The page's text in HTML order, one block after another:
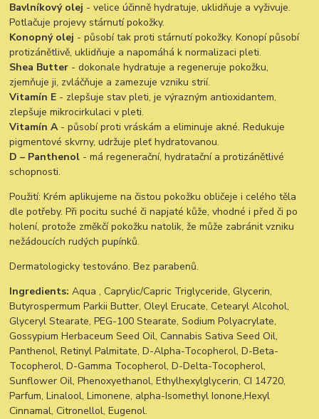
Bavlníkový olej - velice účinně hydratuje, uklidňuje a vyživuje.
Potlačuje projevy stárnutí pokožky.
Konopný olej - působí tak proti stárnutí pokožky. Konopí působí
protizánětlivě, uklidňuje a napomáhá k normalizaci pleti.
Shea Butter - dokonale hydratuje a regeneruje pokožku,
zjemňuje ji, zvláčňuje a zamezuje vzniku strií.
Vitamín E - zlepšuje stav pleti, je výrazným antioxidantem,
zlepšuje mikrocirkulaci v pleti.
Vitamín A- působí proti vráskám a eliminuje akné. Redukuje
pigmentové skvrny, udržuje pleť hydratovanou.
D – Panthenol - má regenerační, hydratační a protizánětlivé
schopnosti.
Použití: Krém aplikujeme na čistou pokožku obličeje i celého těla
dle potřeby. Při pocitu suché či napjaté kůže, vhodné i před či po
holení, protože změkčí pokožku natolik, že může zabránit vzniku
nežádoucích rudých pupínků.
Dermatologicky testováno. Bez parabenů.
Ingredients: Aqua , Caprylic/Capric Triglyceride, Glycerin,
Butyrospermum Parkii Butter, Oleyl Erucate, Cetearyl Alcohol,
Glyceryl Stearate, PEG-100 Stearate, Sodium Polyacrylate,
Gossypium Herbaceum Seed Oil, Cannabis Sativa Seed Oil,
Panthenol, Retinyl Palmitate, D-Alpha-Tocopherol, D-Beta-
Tocopherol, D-Gamma Tocopherol, D-Delta-Tocopherol,
Sunflower Oil, Phenoxyethanol, Ethylhexylglycerin, CI 14720,
Parfum, Linalool, Limonene, alpha-Isomethyl Ionone,Hexyl
Cinnamal, Citronellol, Eugenol.